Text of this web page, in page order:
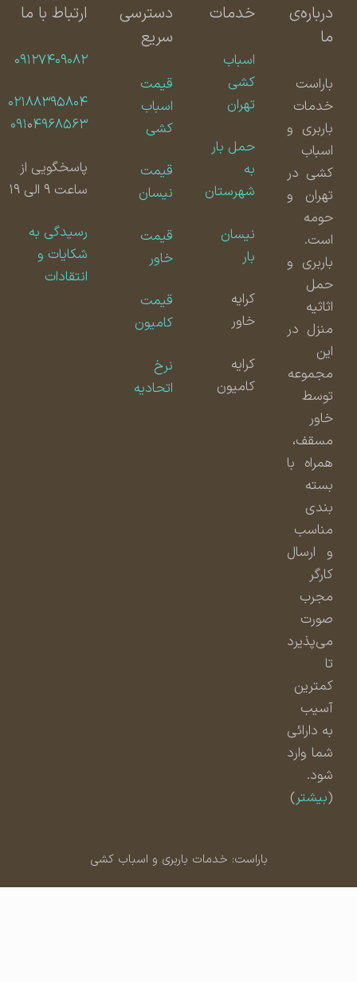
درباره‌ی
باراست
خدمات
باربری و
اسباب
کشی در
تهران و
حومه
است.
باربری و
حمل
اثاثیه
منزل در
مجموعه
توسط
مسقف،
همراه با
بسته
بندی
مناسب
و ارسال
مجرب
صورت
می‌پذیرد
کمترین
آسیب
به دارائی
شما وارد
شود.
بیشتر)
خدمات
اسباب
کشی
تهران
حمل بار
شهرستان
نیسان
کامیون
دسترسی
سریع
قیمت
اسباب
کشی
قیمت
نیسان
قیمت
قیمت
کامیون
اتحادیه
ارتباط با ما
۰۹۱۲۷۴۰۹۰۸۲
۰۲۱۸۸۳۹۵۸۰۴
۰۹۱۰۴۹۶۸۵۶۳
پاسخگویی از
ساعت ۹ الی ۱۹
رسیدگی به
شکایات و
انتقادات
باراست: خدمات باربری و اسباب کشی